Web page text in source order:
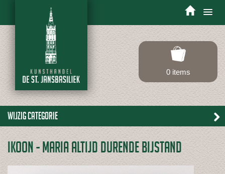
Toggle
0 items
Wijzig categorie
IKOON - MARIA ALTIJD DURENDE BIJSTAND